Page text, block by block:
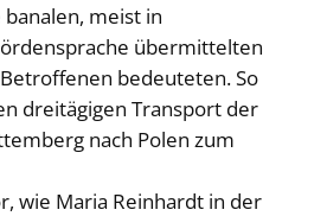
meist in
übermittelten
bedeuteten. So
dreitägigen Transport der
nach Polen zum
wie Maria Reinhardt in der